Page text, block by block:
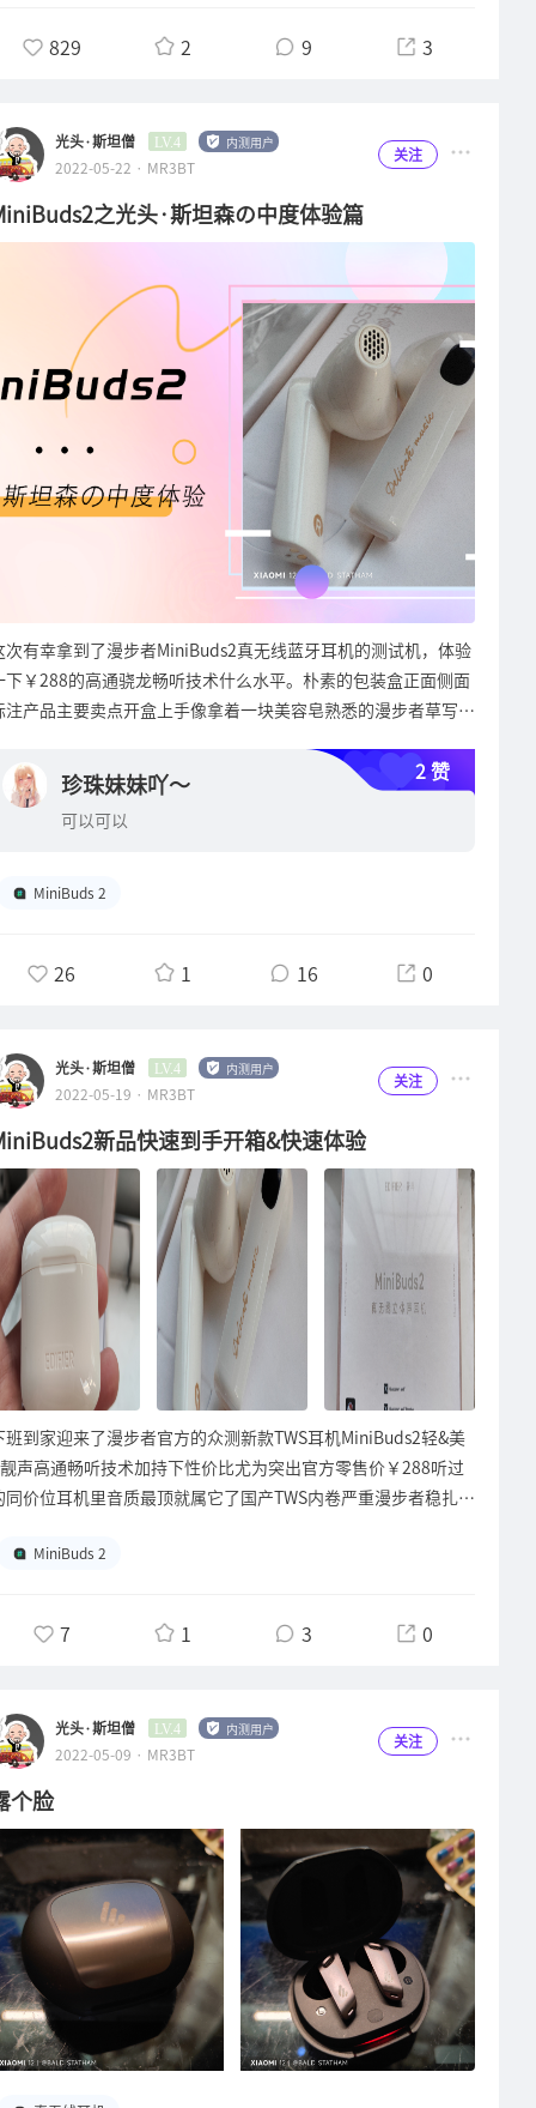
单体里内置2路功放并且独立调节音量。幸好我的钰龙天鹰座上
有前级功能可以把两只Q5单体音量开最大用前级功能来控制音
涌声冲击还是最大音量的能吓我一跳。而A100我就使用了一天
再也回不去了！全功能遥控而且所有电路全在右声道里，简直不
太舒服了！不过也有个小槽点就是A100的音量头几档的音量变
太不明显了，到最小一档的时候声压还挺高的再往下一档就突然
声了，显得比较突兀，如果音量调节能做的层级更细腻一点就好
。接下来的这大半年时间里，身体还是很诚实的告诉我A100确
比声荟Q5更耐听，更长情，更温柔，更容易把音乐里的情感表
出来。它的功率相对Q5低了一半乍看似乎是弱点，但是实际长
间听下来才会发现欣赏音乐更需要的是细腻的情感传达，这方面
有着绝对的优势，并且我就放在我15平方不到的卧室里听这
率根本不是问题。所以前两周为了验证这个问题，这次才趁着好
友来找我抄作业喜提声荟Q5之际搬来他家让他也对比试试，他
出的结论跟我完全一致这我才放心了。我经常独自在家聆听
的时候不自觉的猛男落泪，比之前听声荟Q5时要多很多次，
是那句话，身体是很诚实的哈！近期我沉迷于研究的音乐类型都
欧洲的中古民谣，用A100聆听时我经常会不自禁的认为自己是
是误入了仙境？而这令我感觉到困惑的是：为什么是一对国产有
看它真真切切的存在于我触手可及的面前哈！ 我的真实使用感
表达的差不多了，来个总结吧：其实前面也说的很多了，简单概
就是AIRPULSEA100是我听过的有限几款高端系列有源箱里表现
出色的了，对于它的购买建议融会贯通就只有一句话了：冲就完
！你想：这么顶的硬件配置，这么功力深厚的调教，又是国内音
耳机大厂出品，不听摆家里又可以充当工艺品，声音风格又这么
二春啊！其实在买声荟Q5的那段时间里，我也是有考虑过
，谁知道一年多后我就中奖把它们俩都双修了呢？世事多无常
好有源音箱，如果你有机会可以去实体店体验一下我说的是不是
话了，要觉得不接受我说的，那你都对。如果我这篇投稿的观点
也认同的话，不要吝啬你的小赞赞
！ End
成了暂停播放。这要是在触摸板方式操作的情况下就完全不会有
满意的。下面聊聊我个人的听感：由于硬件上使用了平板单元，
就造成了前面提到的S3在蓝牙模和有线两种模式下有巨大的差
。同样一首歌使用蓝牙连接我的小米12手机上播放，效果和用
飞傲M17播放器大耳模式下就有着巨大的差距。不过S3的蓝牙
式算调教的非常好的了，保证长续航的情况下还能有如此的音质
现我是非常认可的。在蓝牙模式下，摆脱线缆的束缚能听到S3
约7成左右水平的声音我认为已经相当满意了：人声感觉就比较
，大约距离我就一米左右在唱，声场的边际感也比较近，感觉就
在一个小型的歌剧厅在聆听，声场不够开阔但是形状还算规整。
体声音表现都是有点糊的（对于听惯了万元耳机+播放器的我而
的，如果你没听过这么贵的那请忽略这一段哈！），当然这样的
现完全在预料之中，因为蓝牙协议选的是48KHZ采样率的骁龙
听，面对平板单元这天生解析力优秀的选手显然是不够喂饱它
。忽略掉与有线模式下的差距对比，就事论事来对比，友商的同
型产品真的占不到任何便宜，除非他们也出个平板单元的还敢也
这个价！这就是实力的展示！所以，如果你有幸拥有了S3，那
还得是上有线模式解锁完全体才算钱都花在刀刃上嘛！而且，
还挑前端，因为单元的实力就摆在那儿，不可能好伺候的啦！
就拿S3插上我的备用机飞傲M9上听过，尖刺感一下就上来了，
觉也没喂饱的样子软糯无力。除了声场大了点，其他方面没比蓝
耳放，这几天居家办公刚好帮人代购的一台飞傲K9PROESS
也到了，用这两套一推S3，下盘立刻丰满了起来，声场也打开
，音场的空间感一下就有了，边际感开始模糊，人声和三频也都
牙模式下的不精神状态一扫而空，跟吃了士力架一样来劲儿了！
音：纯正模式下低频比较多，中高频脏一点，颗粒感更强一点，
会把优点进行放大。STAX模式就有点极端了，和我听过的STAX
装耳机风格属实一样，但是一切显得过于平淡没有激情了些。所
我是平时听的最多的都是监听类头戴耳机的人，对我来说HiFi模
存在有较大差异，出厂默认用的皮耳罩可以很明显的感知到低频
弹性更好，中高频细节有被放大的感觉，冰丝耳罩低频弹性和动
会稍微弱一点，中高频的一些细节会被弱化，手机端APP内还带
两种耳套的对应DSP模式，实测下来使用冰丝耳罩的情况下使用
耳罩的DSP模式似乎更好听一些，因为用了冰丝耳罩模式S3的
音整体会呈现柔和的趋势，应对一些比较刺激的音乐时会显得用
上力。所以我认为S3而两种耳罩而预设的DSP就不要去动了，
热了直接换冰丝耳罩用就行了。由纪纱织
三波春夫<音頭・オン
で全曲集>BOLERO!orchestrafireworks最近我手机和随身听里
经常在循环听的专辑有由纪纱织老奶奶，还有三波春夫老爷爷
，不知道会不会有点冷门？什么蔡大妈、姚大姐、周截棍之流
的曲目，我是很愿意分享分享资源的。说回这两位日本艺术家
。三波春夫是听上去油光发亮，日本演歌的硬式唱腔里还能带入
就变成了中年姐姐的感觉，带入的颗粒感对于她原本的声线有所
坏。使用HiFi模式就能非常恰到好处的表现出来，STAX模式就
点太过了，随之低频又进一步减少，我是觉得别扭反正。三波春
就跟纱织奶奶的情况相反了，纯正模式下给他原本油亮的声线增
了一份阳刚感，HiFi模式下略显有点娘，STAX模式情况则和纱
奶奶的相当。所以从人声方面就基本可以判断出这个STAX模式
我不喜欢的模式了，低频量留的太少了显得不真实，人声也只有
腻感缺乏张力。所以我才几乎都是HiFi模式在听，这个模式最真
，也是最符合我听音观的模式了。而且S3听了这么久下来，我
奇的发现自己完全没有听到过齿音爆炸的情况发生！动圈和动铁
耳机我也听过不少了，几乎没有几款能做到完全控制住齿音问题
，甚至很多还是比S3贵几倍的耳机都没控制的多好！以前碰到
，动圈单元这个领域已经发展到头了，再扎堆去竞争就没产品竞
过活动现场才知道正在举办的，贵的STAX被各位大哥霸着我都
机会听，就只听了一款STAX最入门的型号。当时听到的感觉，
知道是前端搭配问题还是怎么的，放出来的声音非常的寡淡无
，心想：就这？以至于多年之后的今天听到漫步者出平板耳机
，该不会也就差不多这个水平吧？所以就直接pass了没去深入
究。最后是在官方群里一位老师朋友经常时不时提到他的小目标
买副S3，这才重新吸引了我。到最后他终于有闲钱要买的时候
帮他搞定了一个比较美好的价格，这才拿下，然后顺理成章的就
我手里听了两天时间才发走。就这两天，我才发现自己犯了多大
一个判断失误！我只记得漫步者收购了STAX，却忘了漫步者也
AUDEZE的股东！而这次S3的技术平台运用的大都是来自
的支持，所以它完全不是我听过的那副STAX的样子，而是
耳朵就好听就上头的感觉！简单粗暴一点表达吧：￥1780这个
价属实低了，至少2K往上才配得上这声音表现！第一耳听到的
，两个字形容：干净。具体来说：就是低失真率带来的安逸听
，声底通透，有着很优秀的分离度，结相精度很高，用耳朵听出
的瞬态响应，齿音控制也做的极好，哪怕是录音时就加了不少高
的曲子播出来也不觉得刺耳。中频的厚度也很棒，虽然乍听会感
声底有点薄，认真听下来就发现完全不会，只是调音风格偏向清
格上S3属于柔化美，尤其在播放女声方面很占便宜，但是和其
的女毒向头戴耳机又不完全一样，更为的干净、顺滑、柔美，平
振膜的先天优势加持下，同价位头戴耳机很难超越S3的声音表
心做到价格厚道感动人心（粮食手机掌门人表示：这个我
多，尤其是在STAX模式下，那么低频控们就可以劝退了哈！而
是个动铁耳机爱好者，对低频的追求一直都是保质不保量的，所
尤其是在HiFi模式下的表现）。人声部分也不是怼着脸唱歌的状
，能听出歌者与我有一定的距离间隔，还有很不错的空气感，听
丽君这类型的歌简直太沉浸体验了！好听的走不动路（奇怪，这
是要说缺点的来着……）！还有就是声场显然还是不够大，说到
里我感觉到应该会有人要杠我了吧？但是不得不说真的声场不算
，因为收到S3之前我听的器材可是一套总价两万五的随身听，
到S3的那一瞬间确实感觉瞬间小了太多了，可能这时又要有人
我凡尔赛了……确实这么对比悬殊很大，但是客观点说S3的声
还算是工整的，边际感不够大也是因为全封闭构造导致的，很多
封闭头戴耳机的声场都是这样的。这方面也算是S3较大的遗憾
吧，但是在有效声场内的定位表现还是优秀的，乐器和人声都能
得清方位又不会感觉个各干各的。还有就是蓝牙协议方面，只用
了高通骁龙畅听技术没用到LDAC属实有点遗憾，这样的设定使
全体，要知道骁龙畅听的普及程度目前还是略逊于LDAC的，毕
案又给通话收音带来了更好的降噪能力也是个加分项吧。总的来
控制好成本不至于卖的太贵的情况下做到了超出这个价位水准的
音质，售价也不至于太吓人。纵观漫步者耳机产品线里，目前
构还提到说S3一共推倒重做了两次，我手上这副就是最终版本
，还说之前的两代体验不太行又回炉重做，能有这种出精品不计
成本的态度，这足以体现出漫步者身为大厂做产品的态度是极其
端正。最终版的产品就目前的体验来说，我非常满意，能给95
了！S3到手也大半个月了，因最近我们公司的人员变动导致工
比较忙，没有多少完整的时间来沉下心认真试听，以至于拖稿到
在发，参与众测的几位小伙伴里我是最迟发的，我也想尽可能把
的体验讲的细致一点。但是还是有些工况没有深入体验到位，本
就暂告一个段落，这几天手头刚好闲下来了，一定把没讲全的部
补全了，给持币待购S3的同志们一个交代。敬请期待这几天内
解的朋友们应该都知道漫步者前些年入股了美国奥蒂兹耳机，是
的振膜有着瞬态响应快和密度大的先天优势，因为膜片的面积较
，磁力导线是直接印刷在振膜上的，这几乎等于整张振膜都能受
的精确震动，失真度可以控制到很低的水平，用平板振膜耳机听
乐就能明显感觉到声音很干净，也能听出比普通动圈耳机更丰富
信息量和细节。对于S3这款零售价￥1780的耳机来说，运用了
板振膜以还带了全套放大解决方案，还给装配了高通骁龙畅听技
蓝牙芯片，如果是给它挂上了奥蒂兹的品牌，它应该是要卖到什
价位合适呢？请自行脑补哈！由此已可以充分的体现出S3的性
比是有多高了吧！撕膜后取下封套看到内盒，盒身上浮雕着产品
号的字符阵列，底色磨砂刻字是亮面，灯光照射下看上去很有工
品的感觉。这么好看的盒子我反正是舍不得丢，要留着传家哈！
开内盒拿开上盖，内部还有一层贺卡纸丝印的盖子，拿掉后才露
内容物。左侧是两只提供换装选择的冰丝耳机套，这也是S3的
点设计了，官方产品介绍页里也着重提到过这个配件。要知道头
耳机基本就是个冬日战士的存在了，大热天戴这个出门你自己不
得热别人都替你觉得哈！有了冰丝耳罩替换的设计，就让别人觉
我热去吧，我音乐听的爽了又不会因为闷热而戴不住就行。右侧
置的是耳机收纳包，耳机本体就装在里头了，这个包的质感也很
，也足够的坚固，可以很好的保护耳机不被压坏，也能起到碰撞
冲作用。打开耳机保护壳终于见到S3的真身，以折叠状态收纳
保护壳里，上盖内测还有个带魔术贴的网兜，里面放置着随机配
。配件内容包括：一条USB充电线（居然还是镀金色的），一条
对录线（插头又是镀金色的），一个3.5转6.5转接头，一个航
转接插头，还有一个三角形尼龙翘片（用于更换耳罩用）。掏出
下沉处理，LOGO再略微突出于仿碳纤面板表面，这个logo好像
？虽然没有什么高档材质的运用，工艺质感做上去了塑料照样做
了高级感，不禁让人忍不住想多摸几下。右边单元的头梁内侧，
位置我还觉得丢人想抠掉，贴这里我就无所谓了。接下来是手贱
节：撬开耳罩我们来偷窥一番平板振膜长啥样：很黄，很井井有
的排布于振膜表面的是音圈铜丝，磁体按照官方公布的结构图是
置在振膜的背面，想看也看不见。单元前面板与耳罩接触的部分
贴有防滑布，用意我猜应该是为了避免耳罩扣合公差导致的的异
吧。做工还是可以用工整这个词来形容，绝对是大厂应有的水
。这是拿我手机微距镜头实拍的S3头梁的细部做工，瞧瞧这塑
件的切割平整度，还整机全部使用内六角螺丝，即使是用微距镜
这么大来看依旧挑不出做工有什么毛病！我就问你服不服？开箱
认装配的是皮质耳罩，手感柔软细腻，触感非常舒服。耳罩采用
圆形搭扣与单元面板相连接，非常的稳固，实际使用中没有异
，也不会挂脖子上担心耳罩会脱落。耳机的细部做工也非常的好
，没有明显的毛边和不对称。装配也十分工整，没有可见的零部
配合公差，看着就是舒服。下图是机身开孔处的实拍，特写放大
那张我拿手机微距镜头实拍的S3头梁的细部做工，瞧瞧这塑料
么大来看依旧挑不出做工有什么毛病！我就问你服不服？两边耳
竟触控做的好的耳机使用手势交互能带来很大的便利性，按键虽
道我很喜欢，按压力度不用太大，按压反馈非常直观，还伴随着
脆的按键出发时咔哒声，使用体验极度舒适。再来看两个布袋里
着的冰丝耳罩配件，用手触摸耳罩就明显感觉到了凉意，内部填
的海绵非常的柔软且透气，试戴了一下感觉后脖颈处很舒服，甚
都连想起了某快乐水的广告词：透心凉！耳机壳顶部位置有一个
学泄压孔，表面覆盖有金属网罩，网罩的旁边甚至还贴有一块硅
材质的防撞块，用于避免耳罩和头梁爪钩直接接触产生划痕。头
爪钩弯折处的内侧还发现了一处很小的贴膜保护住整块塑料件表
，真的是老细节狂魔了，这么不影响观感的部位都保护的如此到
，不得不服漫步者做产品的认真态度！实际佩戴效果如图说实话
边的腔体挺突出的，不过我完全可以理解，平板振膜单元本来就
好驱动，那么放大电路就必然会占用空间，腔体就只能做大了。
829 2 9 3
光头·斯坦僧 LV.4 内测用户
2022-05-22 · MR3BT
关注
之光头·斯坦森の中度体验篇
次有幸拿到了漫步者MiniBuds2真无线蓝牙耳机的测试机，体验
下￥288的高通骁龙畅听技术什么水平。朴素的包装盒正面侧面
注产品主要卖点开盒上手像拿着一块美容皂熟悉的漫步者草写体
不好看我不评价，个人感觉简约是美。然后现在不废话，直接聊
感。毕竟漫步者强项就是音质，放在同价位产品里对比就尤为突
！提一嘴这款耳机的蓝牙平台方案，用的是高通骁龙畅听技术，
，去看看漫步者其他产品吧，总有一款适合你。回归正题：有了
析力适中，能比较容易的听清低频里的细节。中低频营造的人声
说还是要比NBP暗淡一点。整体声音风格中性温暖耐听，三频连
性非常好不会听着哪里别扭。声场不算大，横向纵向都比较均
，人声有一定距离感不贴脸（爱听姚某格的同学似乎到这里也劝
了哈）。待机时的底噪控制也非常优秀！之前买的TO-U冇心联
款的底噪就比较大了，这款的底噪控制就进步了非常多，几乎听
到的水平了。而且在听音乐的过程中还能清晰的感觉到这款耳机
声单元的振膜部分是非常的轻盈，瞬态响应迅速，不拖泥带水，
至都有一种千元耳机发声单元下放的错觉，总体我的个人评价
：两百多预算给我挑的话，我听过的TWS里它一定是首选了！非
对我的口味！佩戴方面，半入耳构造对于大多数耳廓形状比较正
的人来说我觉得都是非常舒适的，我本人应该算比较不正常了，
洞偏大的，然后左右耳洞也有一点点的误差不一样大，左边应该
偏大一点，所以听一会儿就会感觉有点漏音，塞紧又正常了，右
就没有这个问题。用力甩头时耳机也不会被甩掉，想要跑步或者
动时候佩戴它的朋友们大可放心了。蓝牙连接稳定性方面，我手
位置发生断连现象，而这几天走到了同样位置佩戴MiniBuds2就
相同的结果）。打开手机的开发者模式看到了MiniBuds2的传输
来是SOC做的不行蓝牙打包方案做的很牛啤啊！通话收音方面，
电动车路上实测过接听电话，也不用很大声说话对方就能听清，
通没有障碍，再极限环境也很难遇到了，我认为这种表现应该是
日常使用了，不会造成困扰了。然后骑车时迎面风对耳机的冲击
不大，反应到耳机的风噪来说几乎是没有，这点比售价更贵的
都要好，耳机柄的造型对这方面影响还是很大的，
这一点还是占优势的。 游戏模式我也忽略不去测了续
我也偷懒不想测了至于耳机的续航、游戏模式延迟什么的，我就
想测了，首先没条件测，我的手机里不装游戏，生活环境也很难
长时间听耳机的场景，而且我也不会使用视频剪辑软件什么的去
图推算延迟时间，所以还是去看看其他大佬测的或者参考官方
，我就大大方方的偷懒不测了（如果哪天有新发现再补上）。然
珍珠妹妹吖～
可以可以
2 赞
MiniBuds 2
26 1 16 0
光头·斯坦僧 LV.4 内测用户
2022-05-19 · MR3BT
关注
新品快速到手开箱&快速体验
班到家​迎来了漫步者官方的众测新款TWS耳机​MiniBuds2​轻&美
声​高通畅听技术加持下性价比尤为突出​官方零售价￥288​听过
同价位耳机里音质最顶就属它了​国产TWS内卷严重​漫步者稳扎稳
MiniBuds 2
7 1 3 0
光头·斯坦僧 LV.4 内测用户
2022-05-09 · MR3BT
关注
个脸